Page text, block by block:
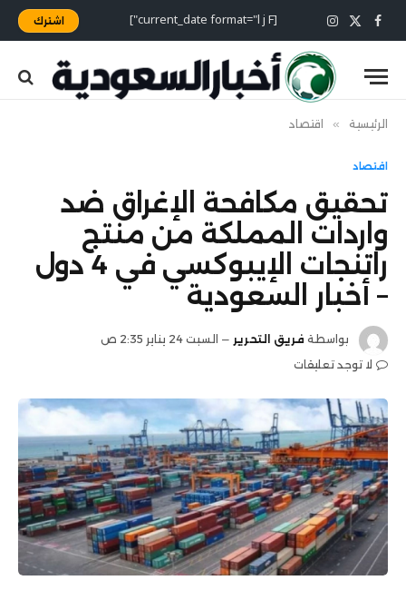
فيسبوك
X
(Twitter)
الانستغرام [current_date format="l j F"] اشترك
الرئيسية » اقتصاد
اقتصاد
تحقيق مكافحة الإغراق ضد
واردات المملكة من منتج
راتنجات الإيبوكسي في 4 دول
– أخبار السعودية
بواسطة فريق التحرير
السبت 24 يناير 2:35 ص
لا توجد تعليقات